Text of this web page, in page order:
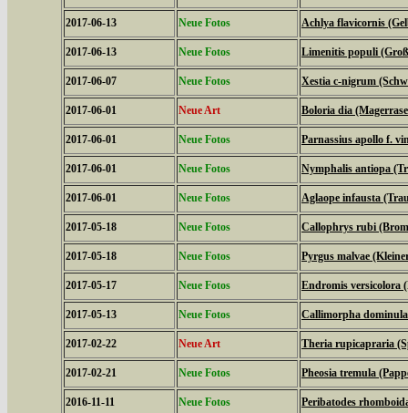
2017-06-13 Neue Fotos Achlya flavicornis
2017-06-13 Neue Fotos Limenitis populi
2017-06-07 Neue Fotos Xestia c-nigrum
2017-06-01 Neue Art Boloria dia
2017-06-01 Neue Fotos Parnassius apollo f.
2017-06-01 Neue Fotos Nymphalis antiopa
2017-06-01 Neue Fotos Aglaope infausta
2017-05-18 Neue Fotos Callophrys rubi
2017-05-18 Neue Fotos Pyrgus malvae
2017-05-17 Neue Fotos Endromis versicolora
2017-05-13 Neue Fotos Callimorpha
2017-02-22 Neue Art Theria rupicapraria
2017-02-21 Neue Fotos Pheosia tremula
2016-11-11 Neue Fotos Peribatodes